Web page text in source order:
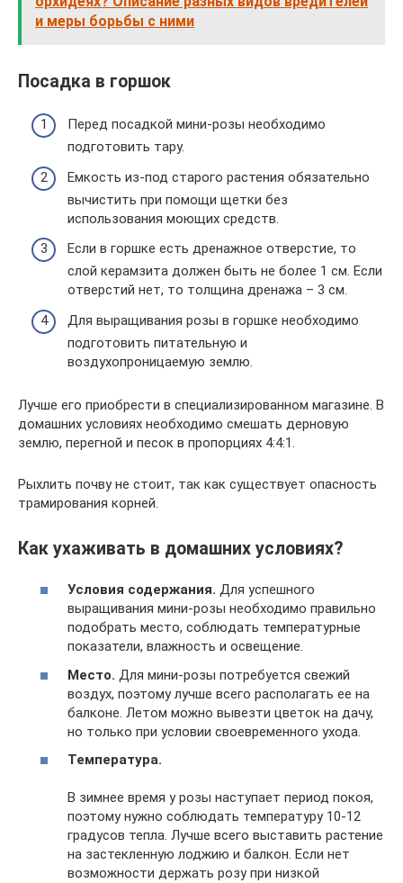
и меры борьбы с ними
Посадка в горшок
Перед посадкой мини-розы необходимо
подготовить тару.
Емкость из-под старого растения обязательно
вычистить при помощи щетки без
использования моющих средств.
Если в горшке есть дренажное отверстие, то
слой керамзита должен быть не более 1 см. Если
отверстий нет, то толщина дренажа – 3 см.
Для выращивания розы в горшке необходимо
подготовить питательную и
воздухопроницаемую землю.
Лучше его приобрести в специализированном магазине. В
домашних условиях необходимо смешать дерновую
землю, перегной и песок в пропорциях 4:4:1.
Рыхлить почву не стоит, так как существует опасность
трамирования корней.
Как ухаживать в домашних условиях?
Условия содержания. Для успешного
выращивания мини-розы необходимо правильно
подобрать место, соблюдать температурные
показатели, влажность и освещение.
Место. Для мини-розы потребуется свежий
воздух, поэтому лучше всего располагать ее на
балконе. Летом можно вывезти цветок на дачу,
но только при условии своевременного ухода.
Температура.
В зимнее время у розы наступает период покоя,
поэтому нужно соблюдать температуру 10-12
градусов тепла. Лучше всего выставить растение
на застекленную лоджию и балкон. Если нет
возможности держать розу при низкой